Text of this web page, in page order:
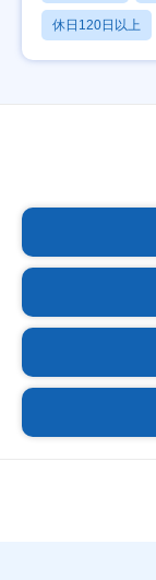
休日120日以上